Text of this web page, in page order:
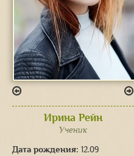
Ирина Рейн
Ученик
Дата рождения: 12.09